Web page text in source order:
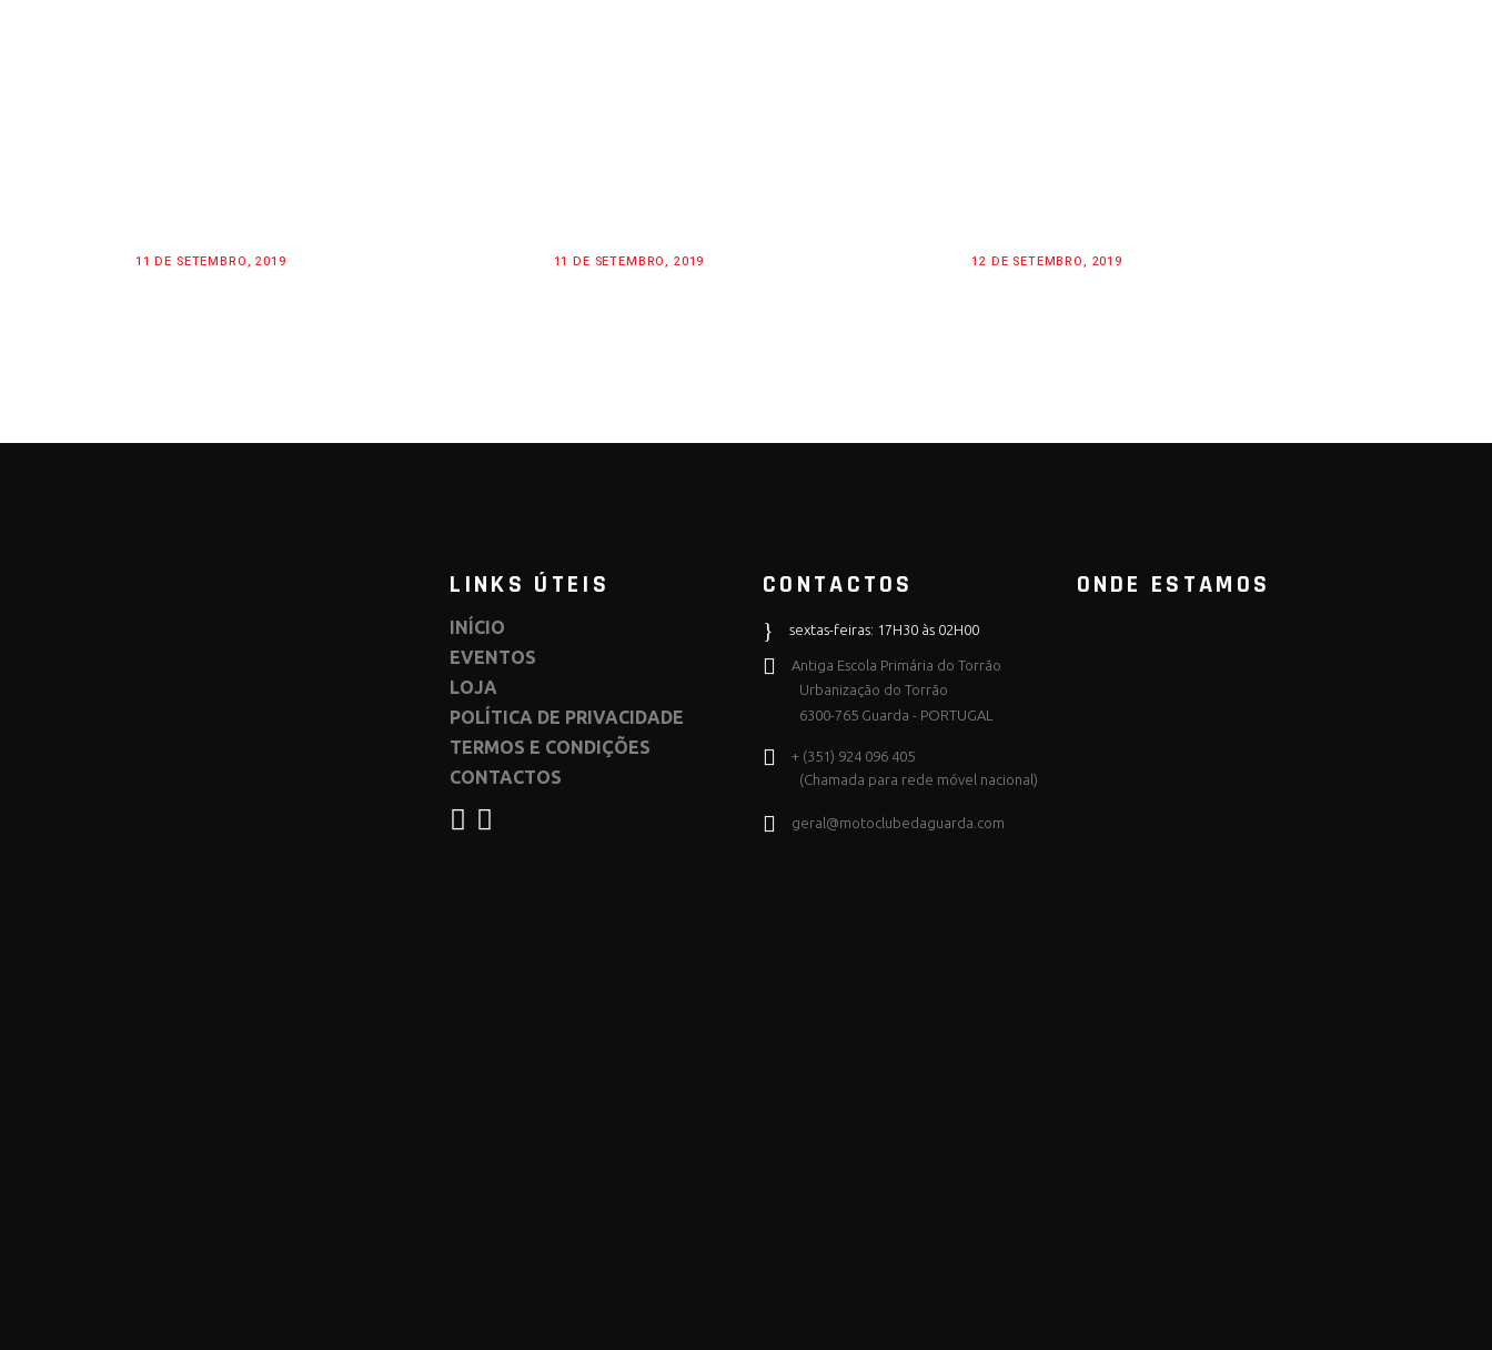
11 DE SETEMBRO, 2019 11 DE SETEMBRO, 2019 12 DE SETEMBRO, 2019
LINKS ÚTEIS
INÍCIO
EVENTOS
LOJA
POLÍTICA DE PRIVACIDADE
TERMOS E CONDIÇÕES
CONTACTOS
CONTACTOS
sextas-feiras: 17H30 às 02H00
Antiga Escola Primária do Torrão
Urbanização do Torrão
6300-765 Guarda - PORTUGAL
+ (351) 924 096 405
(Chamada para rede móvel nacional)
geral@motoclubedaguarda.com
ONDE ESTAMOS